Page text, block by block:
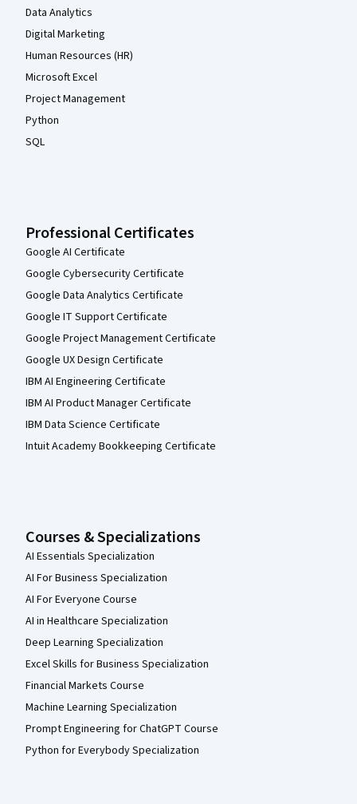
Data Analytics
Digital Marketing
Human Resources (HR)
Microsoft Excel
Project Management
Python
SQL
Professional Certificates
Google AI Certificate
Google Cybersecurity Certificate
Google Data Analytics Certificate
Google IT Support Certificate
Google Project Management Certificate
Google UX Design Certificate
IBM AI Engineering Certificate
IBM AI Product Manager Certificate
IBM Data Science Certificate
Intuit Academy Bookkeeping Certificate
Courses & Specializations
AI Essentials Specialization
AI For Business Specialization
AI For Everyone Course
AI in Healthcare Specialization
Deep Learning Specialization
Excel Skills for Business Specialization
Financial Markets Course
Machine Learning Specialization
Prompt Engineering for ChatGPT Course
Python for Everybody Specialization